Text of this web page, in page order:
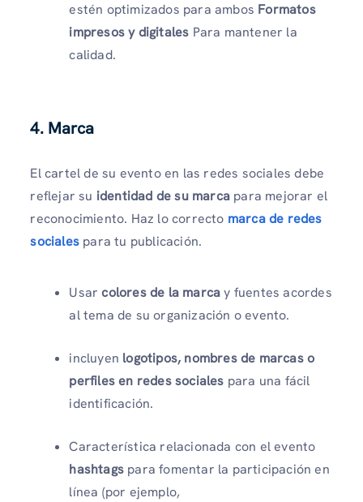
estén optimizados para ambos Formatos
impresos y digitales Para mantener la
calidad.
4. Marca
El cartel de su evento en las redes sociales debe
reflejar su identidad de su marca para mejorar el
reconocimiento. Haz lo correcto marca de redes
sociales para tu publicación.
Usarcolores de la marcay fuentes acordes
al tema de su organización o evento.
incluyen logotipos, nombres de marcas o
perfiles en redes sociales para una fácil
identificación.
Característica relacionada con el evento
hashtags para fomentar la participación en
línea (por ejemplo,